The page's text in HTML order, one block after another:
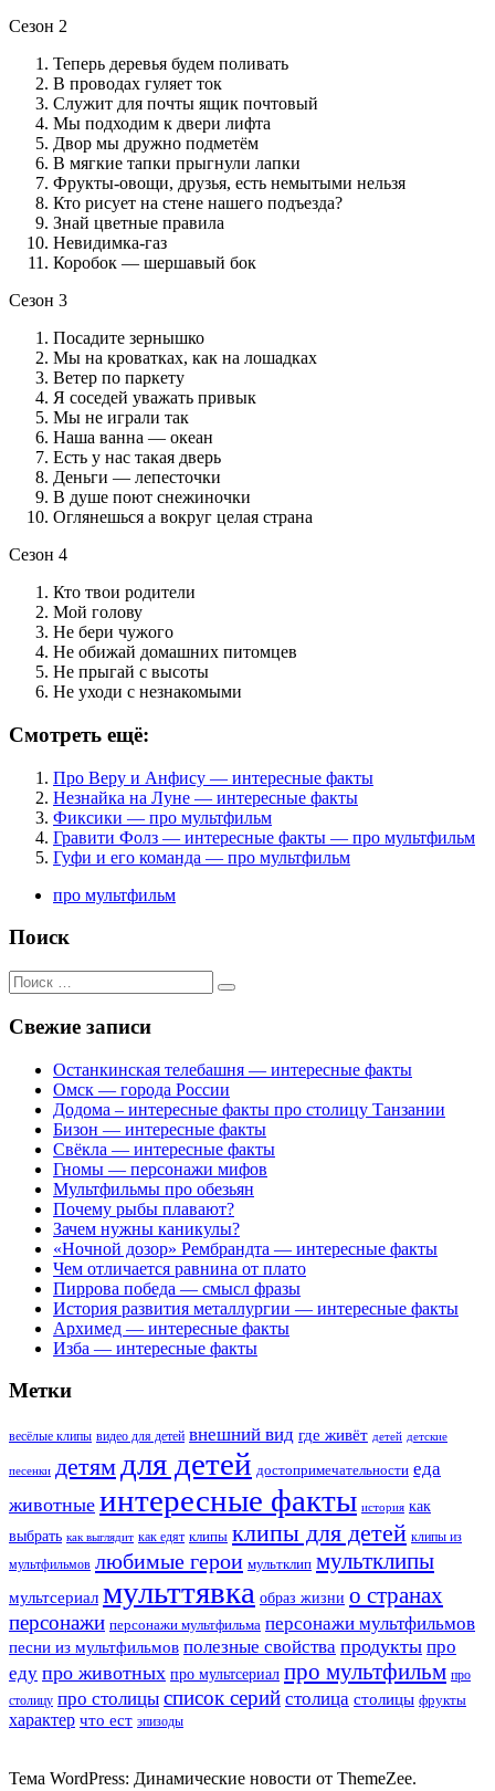
Сезон 2
Теперь деревья будем поливать
В проводах гуляет ток
Служит для почты ящик почтовый
Мы подходим к двери лифта
Двор мы дружно подметём
В мягкие тапки прыгнули лапки
Фрукты-овощи, друзья, есть немытыми нельзя
Кто рисует на стене нашего подъезда?
Знай цветные правила
Невидимка-газ
Коробок — шершавый бок
Сезон 3
Посадите зернышко
Мы на кроватках, как на лошадках
Ветер по паркету
Я соседей уважать привык
Мы не играли так
Наша ванна — океан
Есть у нас такая дверь
Деньги — лепесточки
В душе поют снежиночки
Оглянешься а вокруг целая страна
Сезон 4
Кто твои родители
Мой голову
Не бери чужого
Не обижай домашних питомцев
Не прыгай с высоты
Не уходи с незнакомыми
Смотреть ещё:
Про Веру и Анфису — интересные факты
Незнайка на Луне — интересные факты
Фиксики — про мультфильм
Гравити Фолз — интересные факты — про мультфильм
Гуфи и его команда — про мультфильм
про мультфильм
Поиск
Поиск
для:
Свежие записи
Останкинская телебашня — интересные факты
Омск — города России
Додома – интересные факты про столицу Танзании
Бизон — интересные факты
Свёкла — интересные факты
Гномы — персонажи мифов
Мультфильмы про обезьян
Почему рыбы плавают?
Зачем нужны каникулы?
«Ночной дозор» Рембрандта — интересные факты
Чем отличается равнина от плато
Пиррова победа — смысл фразы
История развития металлургии — интересные факты
Архимед — интересные факты
Изба — интересные факты
Метки
весёлые клипы видео для детей внешний вид где живёт детей детские
песенки детям для детей достопримечательности еда
животные интересные факты история как
выбрать как выглядит как едят клипы клипы для детей клипы из
мультфильмов любимые герои мультклип мультклипы
мультсериал мульттявка образ жизни о странах
персонажи персонажи мультфильма персонажи мультфильмов
песни из мультфильмов полезные свойства продукты про
еду про животных про мультсериал про мультфильм про
столицу про столицы список серий столица столицы фрукты
характер что ест эпизоды
Тема WordPress: Динамические новости от ThemeZee.